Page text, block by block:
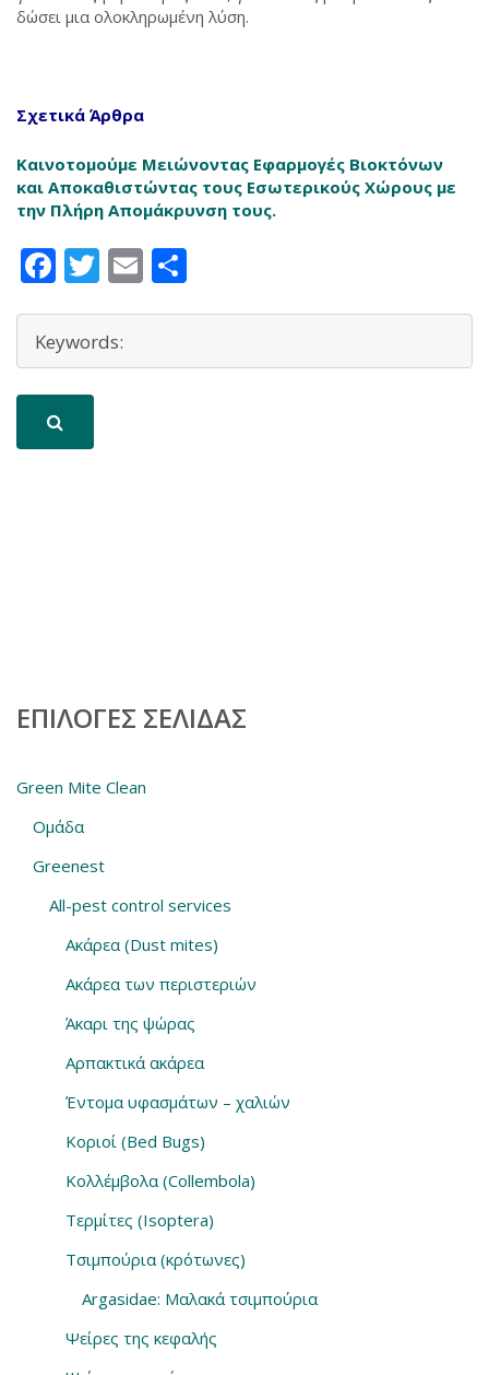
δώσει μια ολοκληρωμένη λύση.
Σχετικά Άρθρα
Καινοτομούμε Μειώνοντας Εφαρμογές Βιοκτόνων
και Αποκαθιστώντας τους Εσωτερικούς Χώρους με
την Πλήρη Απομάκρυνση τους.
Facebook
Twitter
Email
ΕΠΙΛΟΓΈΣ ΣΕΛΊΔΑΣ
Green Mite Clean
Ομάδα
Greenest
All-pest control services
Ακάρεα (Dust mites)
Ακάρεα των περιστεριών
Άκαρι της ψώρας
Αρπακτικά ακάρεα
Έντομα υφασμάτων – χαλιών
Κοριοί (Bed Bugs)
Κολλέμβολα (Collembola)
Τερμίτες (Isoptera)
Τσιμπούρια (κρότωνες)
Argasidae: Μαλακά τσιμπούρια
Ψείρες της κεφαλής